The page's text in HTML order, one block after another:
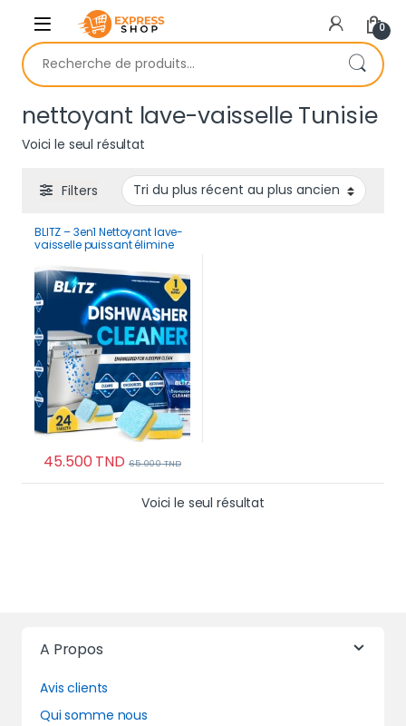
Skip to navigation
Skip to content
0
Recherche pour :
nettoyant lave-vaisselle Tunisie
Voici le seul résultat
Filters
BLITZ – 3en1 Nettoyant lave-
vaisselle puissant élimine
odeurs
45.500TND 65.000TND
Voici le seul résultat
A Propos
Avis clients
Qui somme nous